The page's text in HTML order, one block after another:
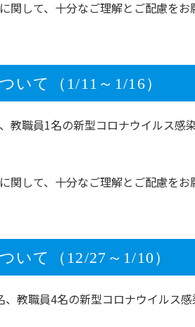
して、十分なご理解とご配慮をお
いて（1/11～1/16）
職員1名の新型コロナウイルス感
して、十分なご理解とご配慮をお
いて（12/27～1/10）
教職員4名の新型コロナウイルス